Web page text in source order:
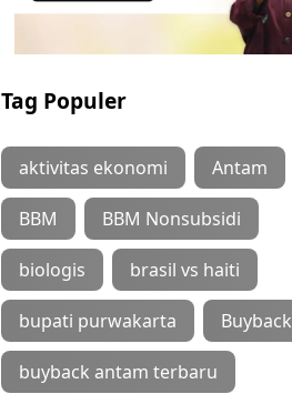
Tag Populer
aktivitas ekonomi Antam
BBM BBM Nonsubsidi
biologis brasil vs haiti
bupati purwakarta Buyback
buyback antam terbaru